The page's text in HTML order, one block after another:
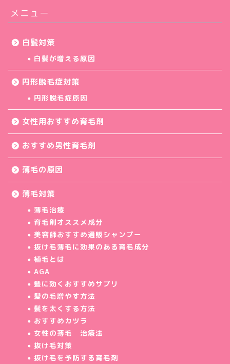
メニュー
白髪対策
白髪が増える原因
円形脱毛症対策
円形脱毛症原因
女性用おすすめ育毛剤
おすすめ男性育毛剤
薄毛の原因
薄毛対策
薄毛治療
育毛剤オススメ成分
美容師おすすめ通販シャンプー
抜け毛薄毛に効果のある育毛成分
植毛とは
AGA
髪に効くおすすめサプリ
髪の毛増やす方法
髪を太くする方法
おすすめカツラ
女性の薄毛 治療法
抜け毛対策
抜け毛を予防する育毛剤